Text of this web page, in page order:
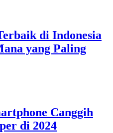
di Indonesia
yang Paling
Canggih
di 2024